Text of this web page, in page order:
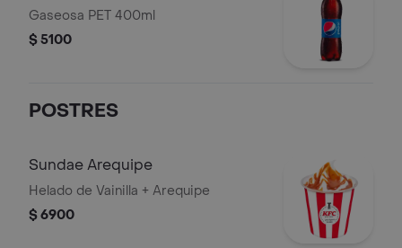
Gaseosa PET 400ml
$ 5100
POSTRES
Sundae Arequipe
Helado de Vainilla + Arequipe
$ 6900